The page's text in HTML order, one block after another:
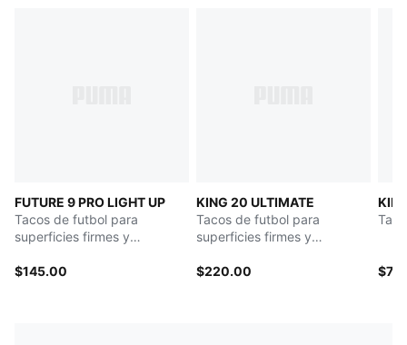
FUTURE 9 PRO LIGHT UP
Tacos de futbol para
superficies firmes y
$145.00
KING 20 ULTIMATE
Tacos de futbol para
superficies firmes y
$220.00